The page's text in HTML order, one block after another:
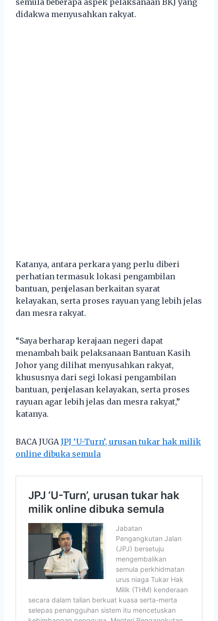
didakwa menyusahkan rakyat.
Katanya, antara perkara yang perlu diberi
perhatian termasuk lokasi pengambilan
bantuan, penjelasan berkaitan syarat
kelayakan, serta proses rayuan yang lebih jelas
dan mesra rakyat.
“Saya berharap kerajaan negeri dapat
menambah baik pelaksanaan Bantuan Kasih
Johor yang dilihat menyusahkan rakyat,
khususnya dari segi lokasi pengambilan
bantuan, penjelasan kelayakan, serta proses
rayuan agar lebih jelas dan mesra rakyat,”
katanya.
BACA JUGA JPJ ‘U-Turn’, urusan tukar hak milik
online dibuka semula